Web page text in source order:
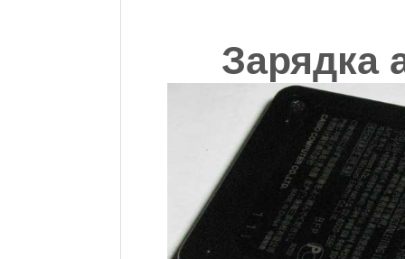
Зарядка